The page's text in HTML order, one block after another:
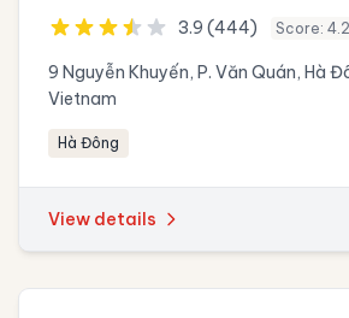
3.9 (444) Score:
9 Nguyễn Khuyến, P. Văn Quán, Hà
Vietnam
Hà Đông
View details